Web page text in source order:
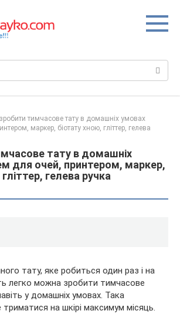
тимчасове тату в домашніх умовах
маркер, біотату хною, гліттер, гелева
тату в домашніх
для очей, принтером, маркер,
гелева ручка
тату, яке робиться один раз і на
легко можна зробити тимчасове
у домашніх умовах. Така
на шкірі максимум місяць.